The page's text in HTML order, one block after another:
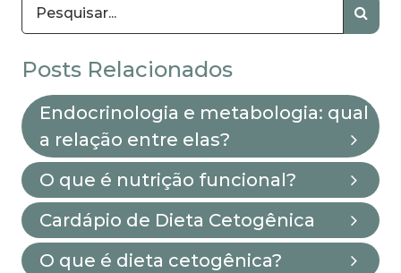
Posts Relacionados
Endocrinologia e metabologia: qual
a relação entre elas?
O que é nutrição funcional?
Cardápio de Dieta Cetogênica
O que é dieta cetogênica?